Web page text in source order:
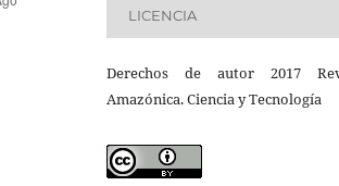
LICENCIA
Derechos de autor 2017
Amazónica. Ciencia y Tecnología